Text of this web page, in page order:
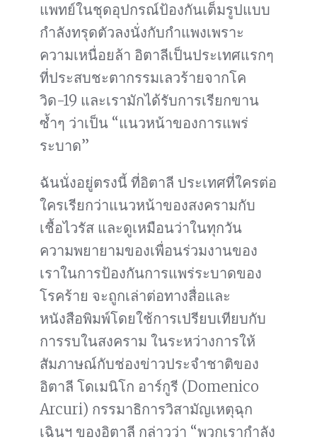
แพทย์ในชุดอุปกรณ์ป้องกันเต็มรูปแบบ
กำลังทรุดตัวลงนั่งกับกำแพงเพราะ
ความเหนื่อยล้า อิตาลีเป็นประเทศแรกๆ
ที่ประสบชะตากรรมเลวร้ายจากโค
วิด-19 และเรามักได้รับการเรียกขาน
ซ้ำๆ ว่าเป็น “แนวหน้าของการแพร่
ระบาด”
ฉันนั่งอยู่ตรงนี้ ที่อิตาลี ประเทศที่ใครต่อ
ใครเรียกว่าแนวหน้าของสงครามกับ
เชื้อไวรัส และดูเหมือนว่าในทุกวัน
ความพยายามของเพื่อนร่วมงานของ
เราในการป้องกันการแพร่ระบาดของ
โรคร้าย จะถูกเล่าต่อทางสื่อและ
หนังสือพิมพ์โดยใช้การเปรียบเทียบกับ
การรบในสงคราม ในระหว่างการให้
สัมภาษณ์กับช่องข่าวประจำชาติของ
อิตาลี โดเมนิโก อาร์กูรี (Domenico
Arcuri) กรรมาธิการวิสามัญเหตุฉุก
เฉินฯ ของอิตาลี กล่าวว่า “พวกเรากำลัง